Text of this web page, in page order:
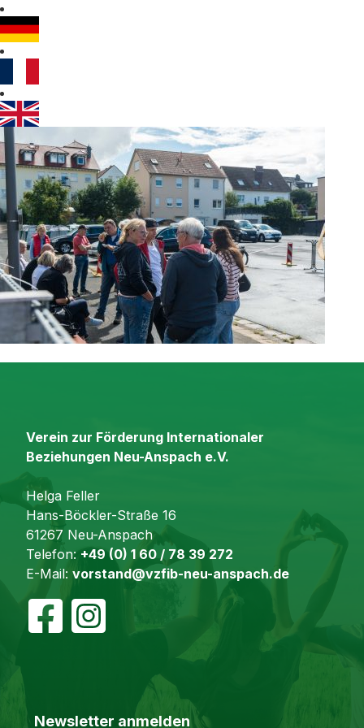
Verein zur Förderung Internationaler
Beziehungen Neu-Anspach e.V.
Helga Feller
Hans-Böckler-Straße 16
61267 Neu-Anspach
Telefon: +49 (0) 1 60 / 78 39 272
E-Mail: vorstand@vzfib-neu-anspach.de
Newsletter anmelden